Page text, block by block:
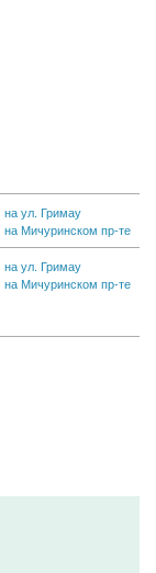
на ул. Гримау
на Мичуринском пр-те
на ул. Гримау
на Мичуринском пр-те